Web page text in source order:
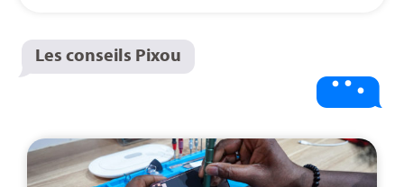
Les conseils Pixou